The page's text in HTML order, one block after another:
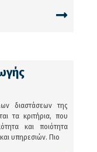
διαστάσεων της
τα κριτήρια, που
και ποιότητα
υπηρεσιών. Πιο